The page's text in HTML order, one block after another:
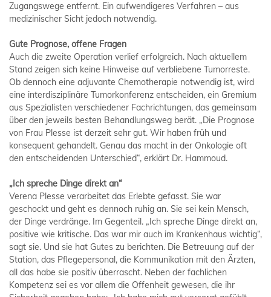
Zugangswege entfernt. Ein aufwendigeres Verfahren – aus
medizinischer Sicht jedoch notwendig.
Gute Prognose, offene Fragen
Auch die zweite Operation verlief erfolgreich. Nach aktuellem
Stand zeigen sich keine Hinweise auf verbliebene Tumorreste.
Ob dennoch eine adjuvante Chemotherapie notwendig ist, wird
eine interdisziplinäre Tumorkonferenz entscheiden, ein Gremium
aus Spezialisten verschiedener Fachrichtungen, das gemeinsam
über den jeweils besten Behandlungsweg berät. „Die Prognose
von Frau Plesse ist derzeit sehr gut. Wir haben früh und
konsequent gehandelt. Genau das macht in der Onkologie oft
den entscheidenden Unterschied“, erklärt Dr. Hammoud.
„Ich spreche Dinge direkt an“
Verena Plesse verarbeitet das Erlebte gefasst. Sie war
geschockt und geht es dennoch ruhig an. Sie sei kein Mensch,
der Dinge verdränge. Im Gegenteil. „Ich spreche Dinge direkt an,
positive wie kritische. Das war mir auch im Krankenhaus wichtig“,
sagt sie. Und sie hat Gutes zu berichten. Die Betreuung auf der
Station, das Pflegepersonal, die Kommunikation mit den Ärzten,
all das habe sie positiv überrascht. Neben der fachlichen
Kompetenz sei es vor allem die Offenheit gewesen, die ihr